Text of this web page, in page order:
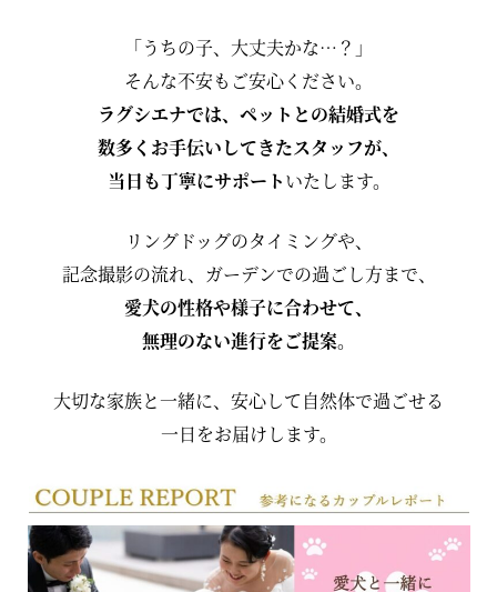
「うちの子、大丈夫かな…？」
そんな不安もご安心ください。
ラグシエナでは、ペットとの結婚式を
数多くお手伝いしてきたスタッフが、
当日も丁寧にサポートいたします。
リングドッグのタイミングや、
記念撮影の流れ、ガーデンでの過ごし方まで、
愛犬の性格や様子に合わせて、
無理のない進行をご提案。
大切な家族と一緒に、安心して自然体で過ごせる
一日をお届けします。